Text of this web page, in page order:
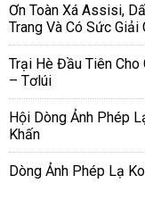
Ơn Toàn Xá Assisi,
Trang Và Có Sức Giải
Trại Hè Đầu Tiên Cho
– Tơlúi
Hội Dòng Ảnh Phép
Khấn
Dòng Ảnh Phép Lạ